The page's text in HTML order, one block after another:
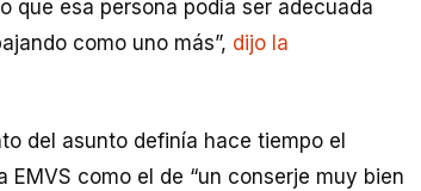
que esa persona podía ser adecuada
como uno más”, dijo la
del asunto definía hace tiempo el
EMVS como el de “un conserje muy bien